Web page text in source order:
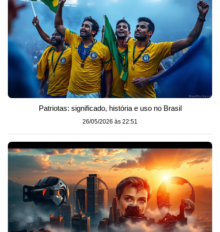
Patriotas: significado, história e uso no Brasil
26/05/2026 às 22:51